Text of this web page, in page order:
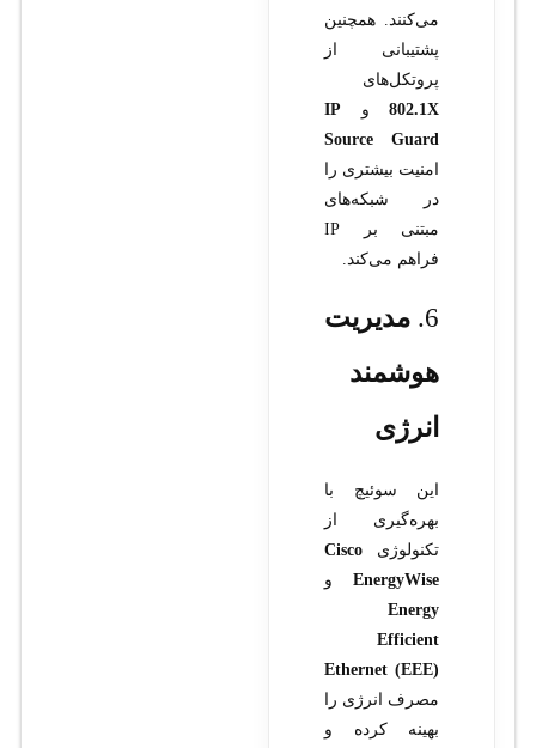
می‌کنند. همچنین
پشتیبانی از
پروتکل‌های
802.1Xو IP
Source Guard
امنیت بیشتری را
در شبکه‌های
مبتنی بر IP
فراهم می‌کند.
6. مدیریت
هوشمند
انرژی
این سوئیچ با
بهره‌گیری از
تکنولوژی Cisco
EnergyWiseو
Energy
Efficient
Ethernet (EEE)
مصرف انرژی را
بهینه کرده و